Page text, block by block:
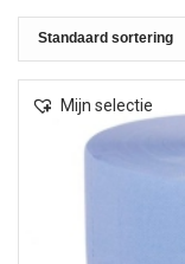
Mijn selectie